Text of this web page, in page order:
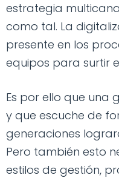
estrategia
como tal. La
presente en los
equipos para surtir
Es por ello que una
y que escuche de
generaciones
Pero también esto
estilos de gestión,